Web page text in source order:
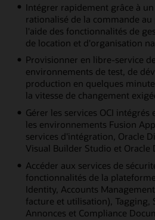
Intégrer rapidement grâce à
rationalisé de la commande
l'aide des fonctionnalités de
de location et d'organisation
Provisionner en libre-service
environnements de test, de
production en quelques
la vitesse de changement
Gérer les services OCI
les environnements Fusion
services d'intégration, Oracle
Visual Builder Studio et Oracle
Accéder aux services de
fonctionnalités de la
Identity, Accounts
facture et utilisation), Tagging,
Annonces et Compliance